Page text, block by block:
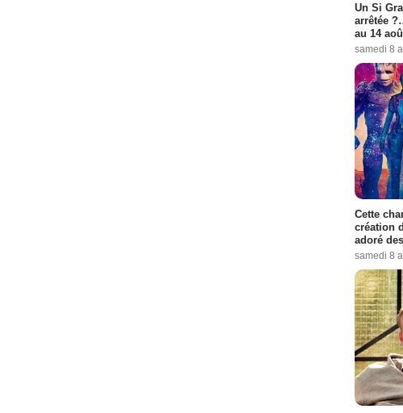
Un Si
arrêtée
au 14
samedi 8
Cette
création
adoré
samedi 8